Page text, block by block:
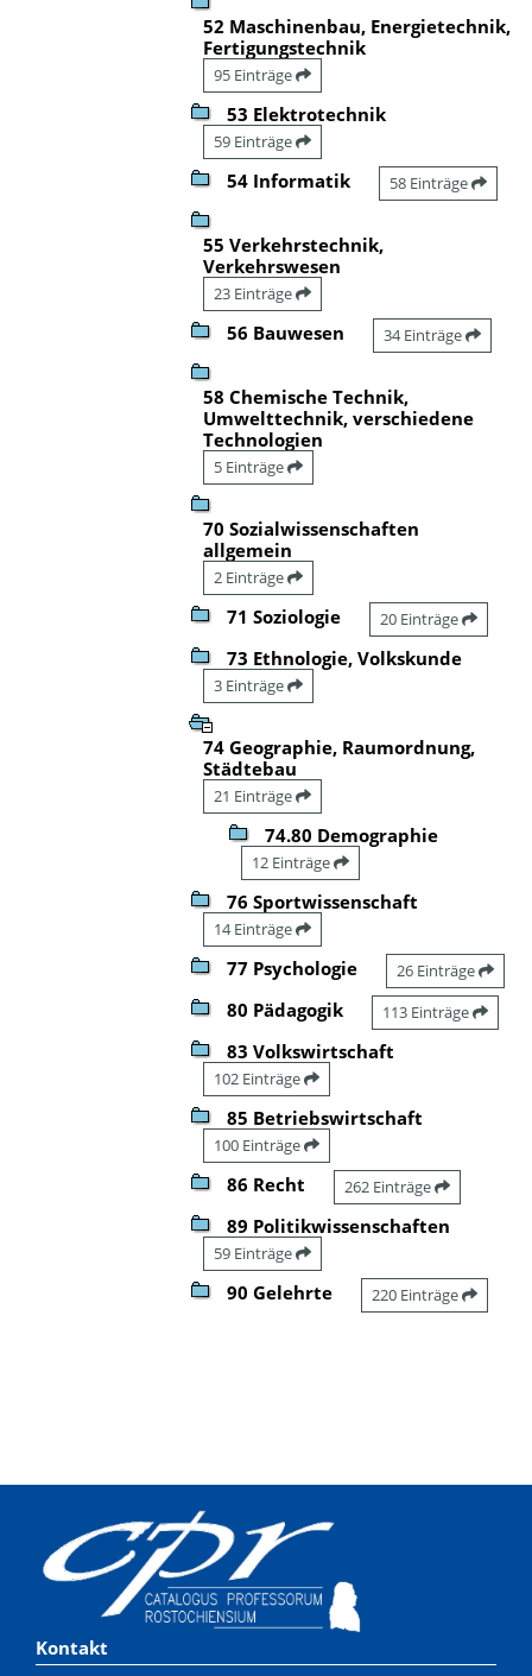
52 Maschinenbau, Energietechnik,
Fertigungstechnik
95 Einträge
53 Elektrotechnik
59 Einträge
54 Informatik 58 Einträge
55 Verkehrstechnik,
Verkehrswesen
23 Einträge
56 Bauwesen 34 Einträge
58 Chemische Technik,
Umwelttechnik, verschiedene
Technologien
5 Einträge
70 Sozialwissenschaften
allgemein
2 Einträge
71 Soziologie 20 Einträge
73 Ethnologie, Volkskunde
3 Einträge
74 Geographie, Raumordnung,
Städtebau
21 Einträge
74.80 Demographie
12 Einträge
76 Sportwissenschaft
14 Einträge
77 Psychologie 26 Einträge
80 Pädagogik 113 Einträge
83 Volkswirtschaft
102 Einträge
85 Betriebswirtschaft
100 Einträge
86 Recht 262 Einträge
89 Politikwissenschaften
59 Einträge
90 Gelehrte 220 Einträge
Kontakt